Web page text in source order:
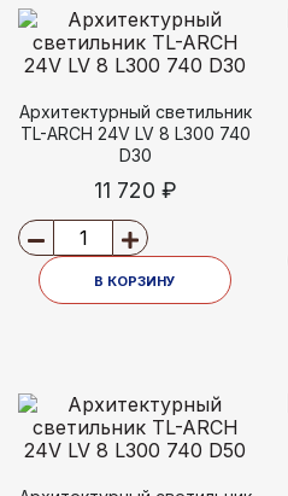
Архитектурный светильник
TL-ARCH 24V LV 8 L300 740
D30
11 720 ₽
В КОРЗИНУ